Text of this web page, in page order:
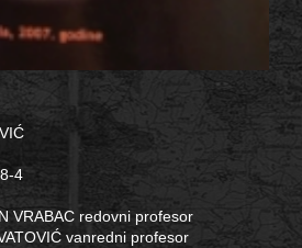
4
VRABAC redovni profesor
vanredni profesor